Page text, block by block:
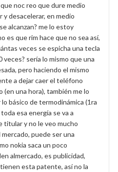
noc reo que dure medio
desacelerar, en medio
alcanzan? me lo estoy
es que rim hace que no sea así,
veces se espicha una tecla
veces? sería lo mismo que una
pero haciendo el mismo
a dejar caer el teléfono
una hora), también me lo
básico de termodinámica (1ra
esa energía se va a
titular y no le veo mucho
puede ser una
nokia saca un poco
almercado, es publicidad,
esta patente, así no la